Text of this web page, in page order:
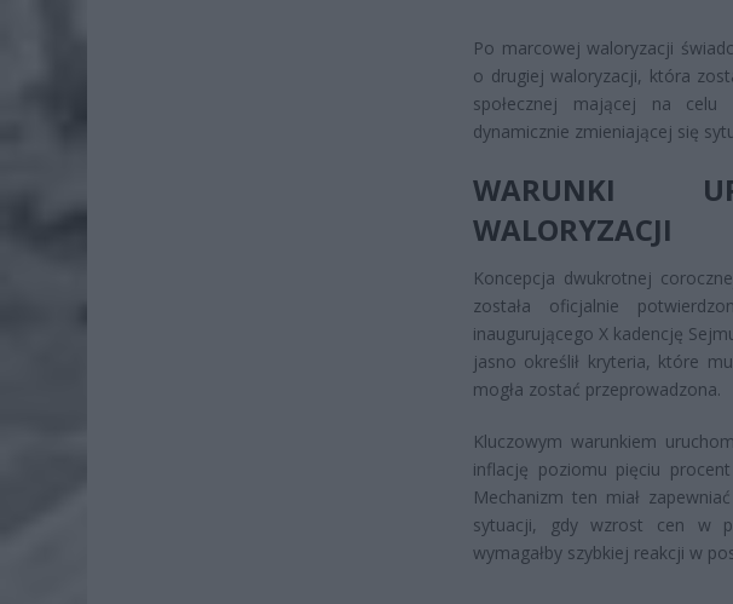
Po marcowej waloryzacji
o drugiej waloryzacji, która
społecznej mającej na celu
dynamicznie zmieniającej się
WARUNKI
WALORYZACJI
Koncepcja dwukrotnej
została oficjalnie
inaugurującego X kadencję
jasno określił kryteria, które
mogła zostać przeprowadzona.
Kluczowym warunkiem
inflację poziomu pięciu
Mechanizm ten miał
sytuacji, gdy wzrost cen w
wymagałby szybkiej reakcji w